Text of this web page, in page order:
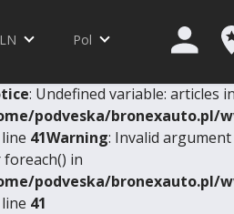
Pol
: Undefined variable: articles in
podveska/
41Warning: Invalid
in
podveska/
41